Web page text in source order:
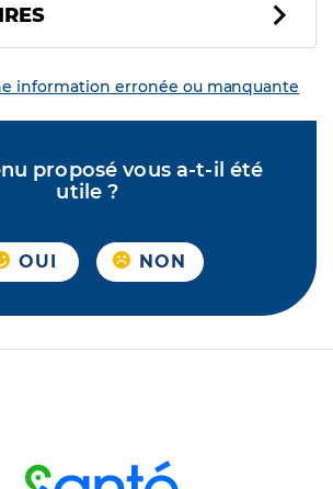
information erronée ou manquante
proposé vous a-t-il été
utile ?
OUI NON